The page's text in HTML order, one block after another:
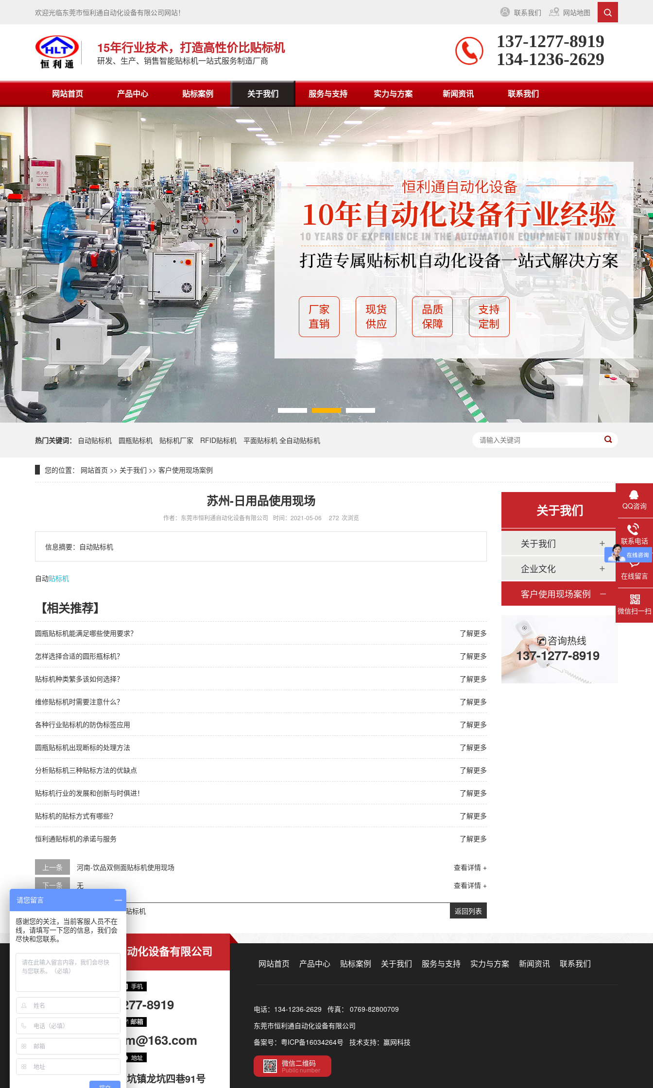
联系我们 网站地图
欢迎光临东莞市恒利通自动化设备有限公司网站！
15年行业技术，打造高性价比贴标机
研发、生产、销售智能贴标机一站式服务制造厂商
137-1277-8919
134-1236-2629
网站首页 产品中心 贴标案例 关于我们 服务与支持 实力与方案 新闻资讯 联系我们
热门关键词： 自动贴标机 圆瓶贴标机 贴标机厂家 RFID贴标机 平面贴标机 全自动贴标机
您的位置： 网站首页 >> 关于我们 >> 客户使用现场案例
关于我们
关于我们
企业文化
客户使用现场案例
咨询热线
137-1277-8919
苏州-日用品使用现场
作者：东莞市恒利通自动化设备有限公司 时间：2021-05-06 272 次浏览
信息摘要：自动贴标机
自动贴标机
【相关推荐】
了解更多
圆瓶贴标机能满足哪些使用要求？
了解更多
怎样选择合适的圆形瓶标机？
了解更多
贴标机种类繁多该如何选择？
了解更多
维修贴标机时需要注意什么？
了解更多
各种行业贴标机的防伪标签应用
了解更多
圆瓶贴标机出现断标的处理方法
了解更多
分析贴标机三种贴标方法的优缺点
了解更多
贴标机行业的发展和创新与时俱进！
了解更多
贴标机的贴标方式有哪些？
了解更多
恒利通贴标机的承诺与服务
上一条 查看详情 +
河南-饮品双侧面贴标机使用现场
下一条
查看详情 +
无
返回列表
本文标签：广东贴标机 自动贴标机
东莞市恒利通自动化设备有限公司
137-1277-8919
hltautocom@163.com
广东省东莞市东坑镇龙坑四巷91号
网站首页 产品中心 贴标案例 关于我们 服务与支持 实力与方案 新闻资讯 联系我们
电话：134-1236-2629 传真： 0769-82800709
东莞市恒利通自动化设备有限公司
备案号： 粤ICP备16034264号 技术支持：赢网科技
微信二维码
Public number
QQ咨询
联系电话
在线留言
微信扫一扫
请您留言
感谢您的关注，当前客服人员不在
线，请填写一下您的信息，我们会
尽快和您联系。